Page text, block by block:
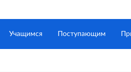
Учащимся Поступающим